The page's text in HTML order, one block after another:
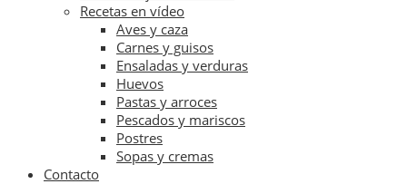
Recetas en vídeo
Aves y caza
Carnes y guisos
Ensaladas y verduras
Huevos
Pastas y arroces
Pescados y mariscos
Postres
Sopas y cremas
Contacto